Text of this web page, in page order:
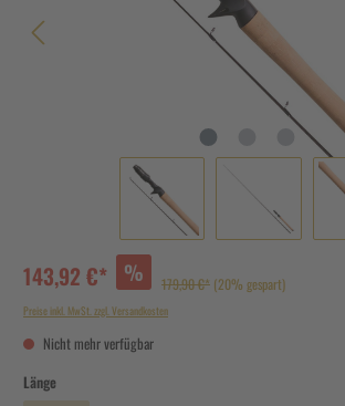
143,92 €* % 179,90 €* (20% gespart)
Preise inkl. MwSt. zzgl. Versandkosten
Nicht mehr verfügbar
Länge